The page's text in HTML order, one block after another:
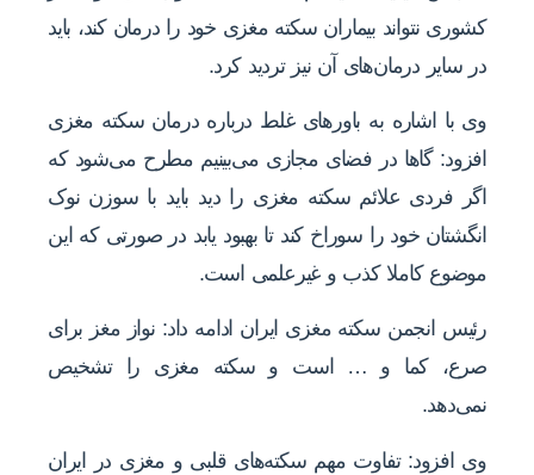
کشوری نتواند بیماران سکته مغزی خود را درمان کند، باید
در سایر درمان‌های آن نیز تردید کرد.
وی با اشاره به باورهای غلط درباره درمان سکته مغزی
افزود: گاها در فضای مجازی می‌بینیم مطرح می‌شود که
اگر فردی علائم سکته مغزی را دید باید با سوزن نوک
انگشتان خود را سوراخ کند تا بهبود یابد در صورتی که این
موضوع کاملا کذب و غیرعلمی است.
رئیس انجمن سکته مغزی ایران ادامه داد: نواز مغز برای
صرع، کما و … است و سکته مغزی را تشخیص
نمی‌دهد.
وی افزود: تفاوت مهم سکته‌های قلبی و مغزی در ایران